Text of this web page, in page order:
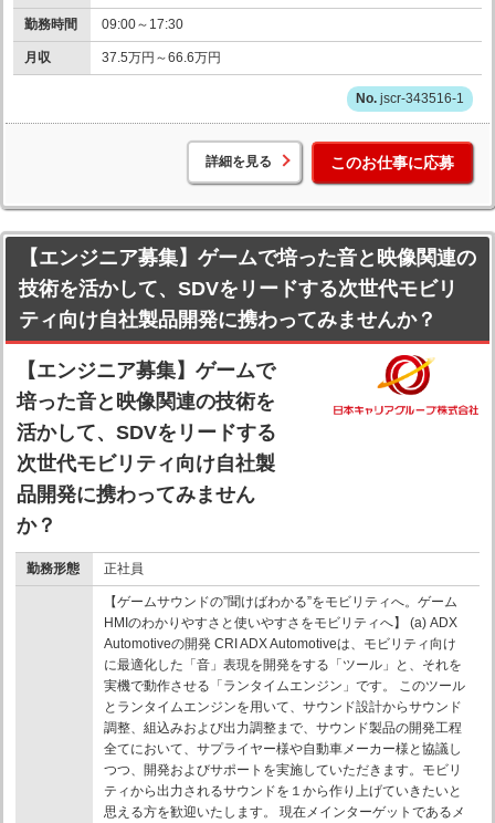
勤務時間 09:00～17:30
月収 37.5万円～66.6万円
jscr-343516-1
詳細を見る このお仕事に応募
【エンジニア募集】ゲームで培った音と映像関連の
技術を活かして、SDVをリードする次世代モビリ
ティ向け自社製品開発に携わってみませんか？
【エンジニア募集】ゲームで
培った音と映像関連の技術を
活かして、SDVをリードする
次世代モビリティ向け自社製
品開発に携わってみません
か？
勤務形態 正社員
【ゲームサウンドの”聞けばわかる”をモビリティへ。ゲーム
HMIのわかりやすさと使いやすさをモビリティへ】 (a) ADX
Automotiveの開発 CRI ADX Automotiveは、モビリティ向け
に最適化した「音」表現を開発をする「ツール」と、それを
実機で動作させる「ランタイムエンジン」です。 このツール
とランタイムエンジンを用いて、サウンド設計からサウンド
調整、組込みおよび出力調整まで、サウンド製品の開発工程
全てにおいて、サプライヤー様や自動車メーカー様と協議し
つつ、開発およびサポートを実施していただきます。モビリ
ティから出力されるサウンドを１から作り上げていきたいと
思える方を歓迎いたします。 現在メインターゲットであるメ